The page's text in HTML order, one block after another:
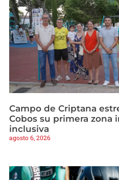
Campo de Criptana
Cobos su primera zona
inclusiva
agosto 6, 2026